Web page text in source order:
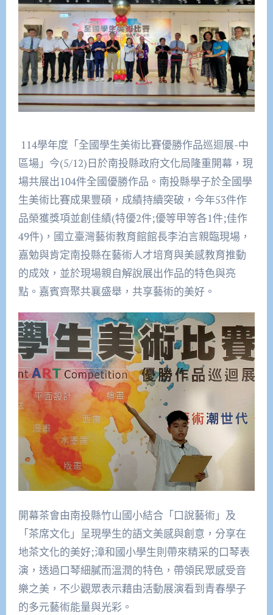
114學年度「全國學生美術比賽優勝作品巡迴展-中
區場」今(5/12)日於南投縣政府文化局隆重開幕，現
場共展出104件全國優勝作品。南投縣學子於全國學
生美術比賽成果豐碩，成績持續突破，今年53件作
品榮獲獎項並創佳績(特優2件;優等甲等各1件;佳作
49件)，國立臺灣藝術教育館館長李泊言親臨現場，
嘉勉與肯定南投縣在藝術人才培育與美感教育推動
的成效，並於現場親自解說展出作品的特色與亮
點。嘉賓齊聚共襄盛舉，共享藝術的美好。
開幕茶會由南投縣竹山國小結合「口說藝術」及
「茶席文化」呈現學生的語文美感與創意，分享在
地茶文化的美好;漳和國小學生則帶來精采的口琴表
演，透過口琴細膩而溫潤的特色，帶領民眾感受音
樂之美，不少觀眾表示藉由活動展演看到青春學子
的多元藝術能量與光彩。